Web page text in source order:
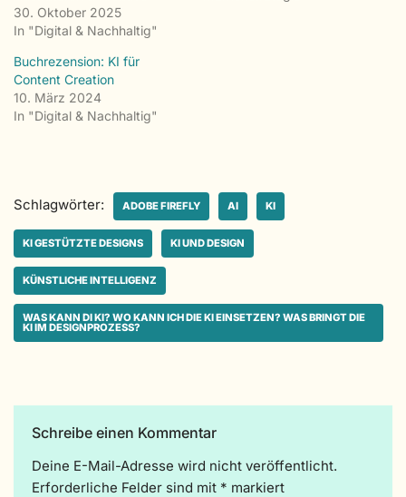
30. Oktober 2025
In "Digital & Nachhaltig"
Buchrezension: KI für
Content Creation
10. März 2024
In "Digital & Nachhaltig"
Schlagwörter: ADOBE FIREFLY AI KI
KI GESTÜTZTE DESIGNS KI UND DESIGN
KÜNSTLICHE INTELLIGENZ
WAS KANN DI KI? WO KANN ICH DIE KI EINSETZEN? WAS BRINGT DIE
KI IM DESIGNPROZESS?
Schreibe einen Kommentar
Deine E-Mail-Adresse wird nicht veröffentlicht.
Erforderliche Felder sind mit * markiert
A
lt